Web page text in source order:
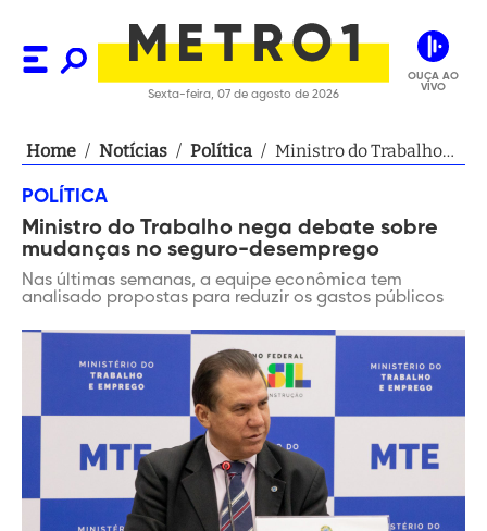
Sexta-feira, 07 de agosto de 2026
OUÇA AO
VIVO
Home / Notícias / Política / Ministro do Trabalho
desemprego
POLÍTICA
Ministro do Trabalho nega debate sobre
mudanças no seguro-desemprego
Nas últimas semanas, a equipe econômica tem
analisado propostas para reduzir os gastos públicos